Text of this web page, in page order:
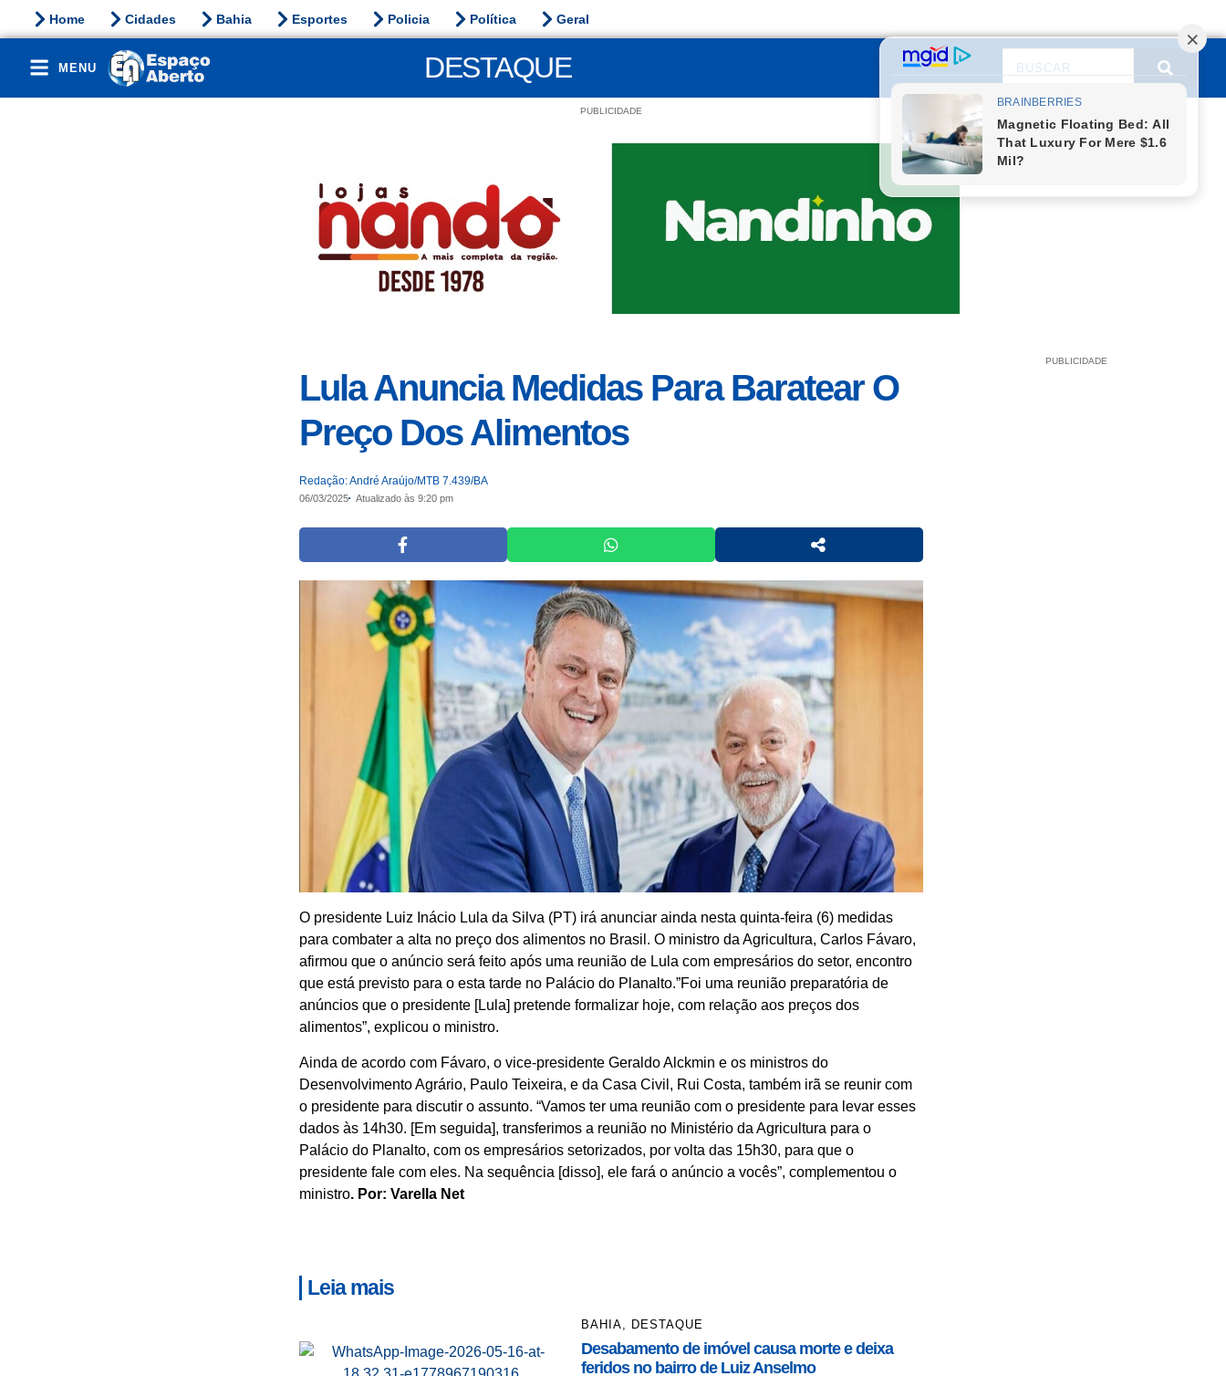
Home Cidades Bahia Esportes Policia Política Geral
MENU DESTAQUE
PUBLICIDADE
Lula Anuncia Medidas Para Baratear O
Preço Dos Alimentos
Redação: André Araújo/MTB 7.439/BA
06/03/2025 Atualizado às 9:20 pm
O presidente Luiz Inácio Lula da Silva (PT) irá anunciar ainda nesta quinta-feira (6) medidas
para combater a alta no preço dos alimentos no Brasil. O ministro da Agricultura, Carlos Fávaro,
afirmou que o anúncio será feito após uma reunião de Lula com empresários do setor, encontro
que está previsto para o esta tarde no Palácio do Planalto.”Foi uma reunião preparatória de
anúncios que o presidente [Lula] pretende formalizar hoje, com relação aos preços dos
alimentos”, explicou o ministro.
Ainda de acordo com Fávaro, o vice-presidente Geraldo Alckmin e os ministros do
Desenvolvimento Agrário, Paulo Teixeira, e da Casa Civil, Rui Costa, também irã se reunir com
o presidente para discutir o assunto. “Vamos ter uma reunião com o presidente para levar esses
dados às 14h30. [Em seguida], transferimos a reunião no Ministério da Agricultura para o
Palácio do Planalto, com os empresários setorizados, por volta das 15h30, para que o
presidente fale com eles. Na sequência [disso], ele fará o anúncio a vocês”, complementou o
ministro. Por: Varella Net
Leia mais
BAHIA DESTAQUE
Desabamento de imóvel causa morte e deixa
feridos no bairro de Luiz Anselmo
PUBLICIDADE